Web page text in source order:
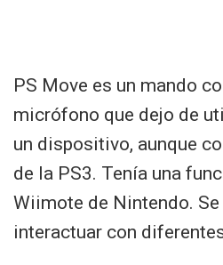
PS Move es un mando
micrófono que dejo de
un dispositivo, aunque
de la PS3. Tenía una
Wiimote de Nintendo.
interactuar con